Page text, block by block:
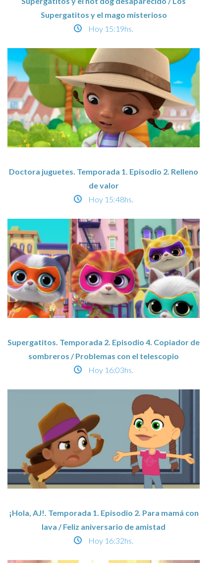
Supergatitos y el mago misterioso
Hoy 15:19hs.
Doctora juguetes. Temporada 1. Episodio 2. Relleno
de valor
Hoy 15:48hs.
Supergatitos. Temporada 2. Episodio 4. Copiador de
sombreros / Problemas con el telescopio
Hoy 16:03hs.
¡Hola, AJ!. Temporada 1. Episodio 2. Para mamá con
lava / Feliz aniversario de amistad
Hoy 16:32hs.